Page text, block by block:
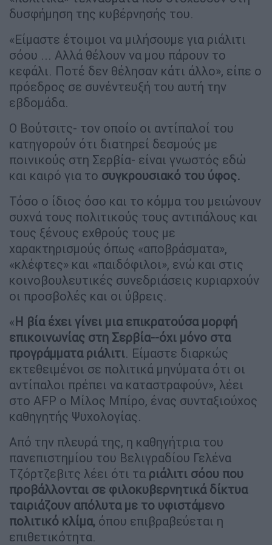
δυσφήμηση της κυβέρνησής του.
«Είμαστε έτοιμοι να μιλήσουμε για ριάλιτι
σόου ... Αλλά θέλουν να μου πάρουν το
κεφάλι. Ποτέ δεν θέλησαν κάτι άλλο», είπε ο
πρόεδρος σε συνέντευξή του αυτή την
εβδομάδα.
Ο Βούτσιτς- τον οποίο οι αντίπαλοί του
κατηγορούν ότι διατηρεί δεσμούς με
ποινικούς στη Σερβία- είναι γνωστός εδώ
και καιρό για το συγκρουσιακό του ύφος.
Τόσο ο ίδιος όσο και το κόμμα του μειώνουν
συχνά τους πολιτικούς τους αντιπάλους και
τους ξένους εχθρούς τους με
χαρακτηρισμούς όπως «αποβράσματα»,
«κλέφτες» και «παιδόφιλοι», ενώ και στις
κοινοβουλευτικές συνεδριάσεις κυριαρχούν
οι προσβολές και οι ύβρεις.
«Η βία έχει γίνει μια επικρατούσα μορφή
επικοινωνίας στη Σερβία--όχι μόνο στα
προγράμματα ριάλιτι. Είμαστε διαρκώς
εκτεθειμένοι σε πολιτικά μηνύματα ότι οι
αντίπαλοι πρέπει να καταστραφούν», λέει
στο AFP ο Μίλος Μπίρο, ένας συνταξιούχος
καθηγητής Ψυχολογίας.
Από την πλευρά της, η καθηγήτρια του
πανεπιστημίου του Βελιγραδίου Γελένα
Τζόρτζεβιτς λέει ότι τα ριάλιτι σόου που
προβάλλονται σε φιλοκυβερνητικά δίκτυα
ταιριάζουν απόλυτα με το υφιστάμενο
πολιτικό κλίμα, όπου επιβραβεύεται η
επιθετικότητα.